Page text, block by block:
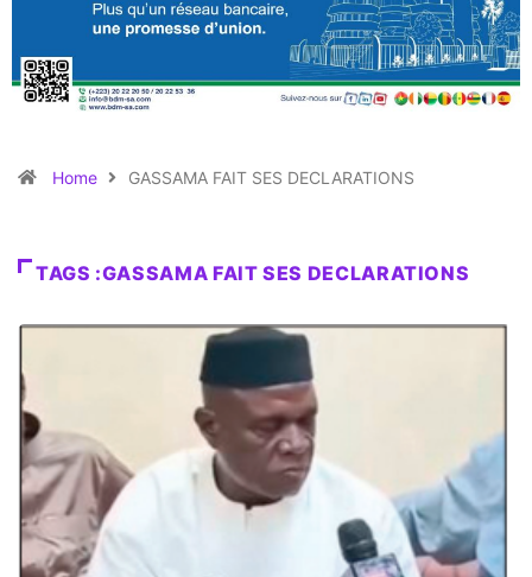
Home GASSAMA FAIT SES DECLARATIONS
TAGS :GASSAMA FAIT SES DECLARATIONS